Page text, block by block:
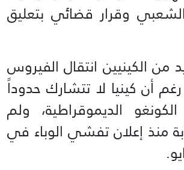
وقرار قضائي بتعليق
الكينيين انتقال الفيروس
أن كينيا لا تتشارك حدوداً
الديموقراطية، ولم
منذ إعلان تفشي الوباء في